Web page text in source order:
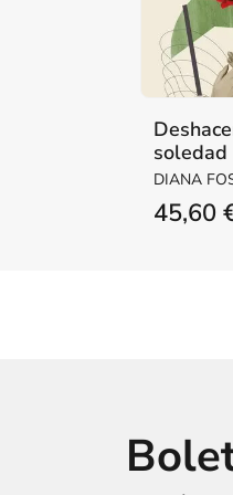
soledad
DIANA
45,60